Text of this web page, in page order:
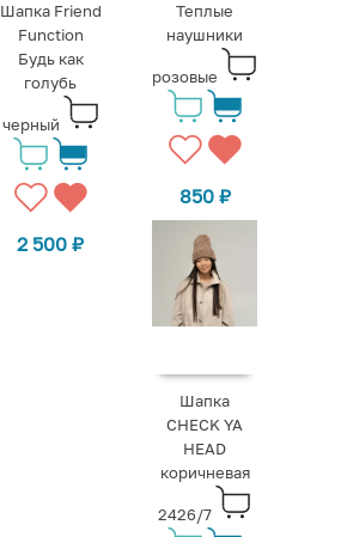
Шапка Friend
Function
Будь как
голубь
черный
2 500₽
Теплые
наушники
розовые
850 ₽
Шапка
CHECK YA
HEAD
коричневая
2426/7